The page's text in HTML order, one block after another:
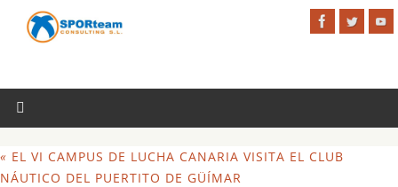
« EL VI CAMPUS DE LUCHA CANARIA VISITA EL CLUB
NÁUTICO DEL PUERTITO DE GÜÍMAR